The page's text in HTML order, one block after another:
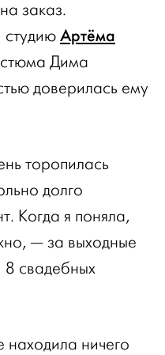
заказ.
Артёма
Дима
доверилась ему
торопилась
долго
Когда я поняла,
— за выходные
свадебных
находила ничего